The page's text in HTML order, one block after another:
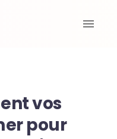
vos
pour